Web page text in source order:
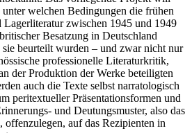
unter welchen Bedingungen die frühen
Lagerliteratur zwischen 1945 und 1949
Besatzung in Deutschland
beurteilt wurden – und zwar nicht nur
professionelle Literaturkritik,
der Produktion der Werke beteiligten
auch die Texte selbst narratologisch
peritextueller Präsentationsformen und
und Deutungsmuster, also das
offenzulegen, auf das Rezipienten in